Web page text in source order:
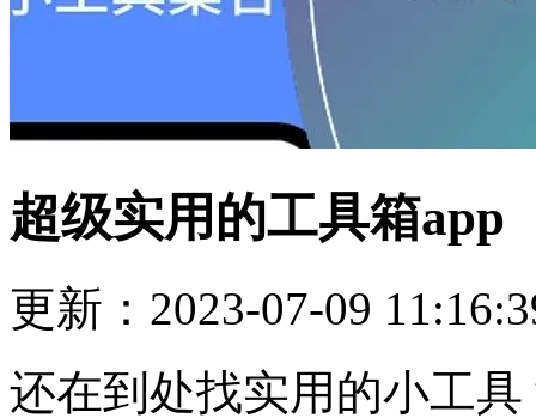
超级实用的工具箱app
更新：2023-07-09
还在到处找实用的小工